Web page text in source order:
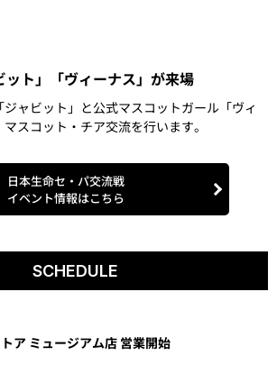
SCHEDULE
ア ミュージアム店 営業開始
ングカー 営業開始
来場登録開始